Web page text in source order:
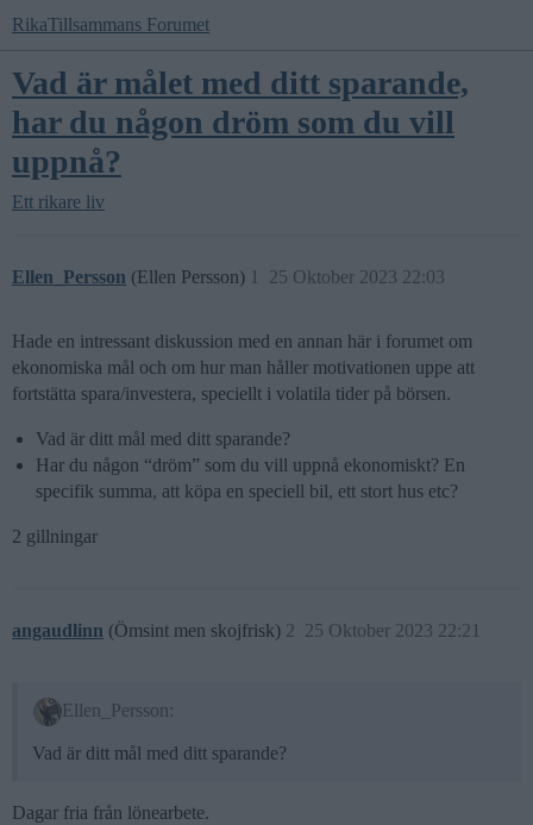
RikaTillsammans Forumet
Vad är målet med ditt sparande,
har du någon dröm som du vill
uppnå?
Ett rikare liv
Ellen_Persson (Ellen Persson) 25 Oktober 2023 22:03
1
Hade en intressant diskussion med en annan här i forumet om
ekonomiska mål och om hur man håller motivationen uppe att
fortstätta spara/investera, speciellt i volatila tider på börsen.
Vad är ditt mål med ditt sparande?
Har du någon “dröm” som du vill uppnå ekonomiskt? En
specifik summa, att köpa en speciell bil, ett stort hus etc?
2 gillningar
angaudlinn (Ömsint men skojfrisk) 25 Oktober 2023 22:21
2
Ellen_Persson:
Vad är ditt mål med ditt sparande?
Dagar fria från lönearbete.